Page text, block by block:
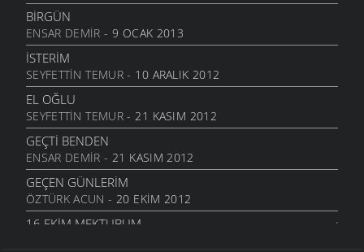
6 MART 2006
SANA MUHTACIM
6 MART 2006
KALMADI
6 MART 2006
DÖRT İŞLEM
6 MART 2006
HASTANE
6 MART 2006
YOK OLDUM
6 MART 2006
BIRGÜN
ENSAR DEMIR - 9 OCAK 2013
İSTERIM
SEYFETTIN TEMUR- 10 ARALIK 2012
EL OĞLU
SEYFETTIN TEMUR- 21 KASIM 2012
GEÇTI BENDEN
ENSAR DEMIR - 21 KASIM 2012
GEÇEN GÜNLERIM
ÖZTÜRK ACUN - 20 EKIM 2012
16.EKIM MEKTUBUM